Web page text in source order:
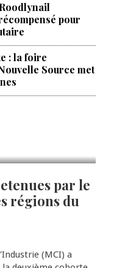
pour
: la foire
Source met
lance la
par le
régions du
(MCI) a